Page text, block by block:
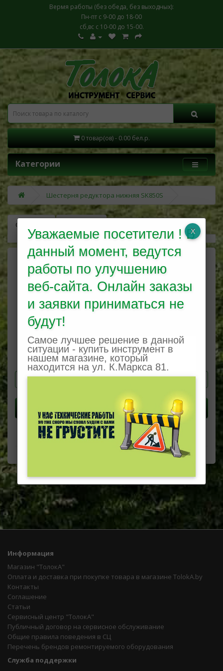
Уважаемые посетители ! В
данный момент, ведутся
работы по улучшению
веб-сайта. Онлайн заказы
и заявки приниматься не
будут!
Самое лучшее решение в данной
ситуации - купить инструмент в
нашем магазине, который
находится на ул. К.Маркса 81.
Вермя работы (без обеда, без выходных):
Пн-пт с 9-00 до 18-00
сб,вс с 10-00 до 15-00.
0 товар(ов) - 0.00 бел.р.
Категории
Шестерня редуктора нижняя SK850S
Описание
Шестерня редуктора нижняя
SK850S
0.00 бел.р.
Кол-во
В корзину
0 отзывов Написать отзыв
Информация
Магазин "ТолокА"
Оплата и доставка при покупке товара в магазине TolokA.by
Контакты
Соглашение
Статьи
Сервисный центр "ТолокА"
Публичный договор на сервисное обслуживание
Общие правила поведения в СЦ
Перечень брендов ремонтируемого оборудования
Служба поддержки